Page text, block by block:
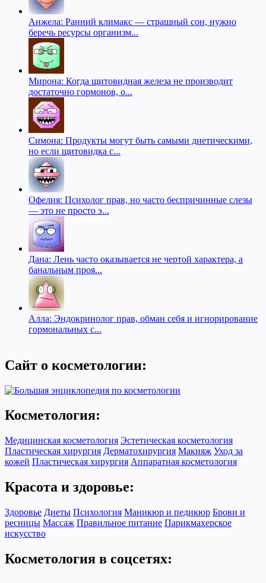
Анжела: Ранний климакс — страшный сон, нужно
беречь ресурсы организм...
Мирона: Когда щитовидная железа не производит
достаточно гормонов, о...
Симона: Продукты могут быть самыми диетическими,
но если щитовидка с...
Офелия: Психолог прав, но часто беспричинные слезы
— это не просто э...
Дана: Лень часто оказывается не чертой характера, а
банальным проя...
Алла: Эндокринолог прав, обман себя и игнорирование
гормональных с...
Сайт о косметологии:
Косметология:
Медицинская косметология Эстетическая косметология
Пластическая хирургия Дерматохирургия Макияж Уход за
кожей Пластическая хирургия Аппаратная косметология
Красота и здоровье:
Здоровье Диеты Психология Маникюр и педикюр Брови и
ресницы Массаж Правильное питание Парикмахерское
искусство
Косметология в соцсетях: